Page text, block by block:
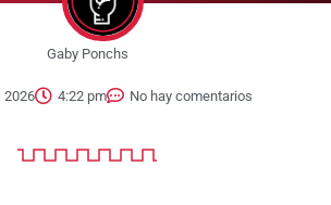
Gaby Ponchs
2026 4:22 pm No hay comentarios